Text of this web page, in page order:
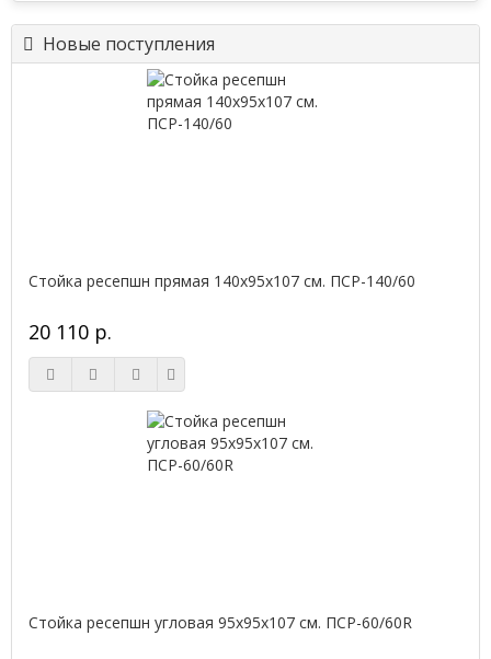
Новые поступления
Стойка ресепшн прямая 140х95х107 см. ПСР-140/60
20 110 р.
Стойка ресепшн угловая 95х95х107 см. ПСР-60/60R